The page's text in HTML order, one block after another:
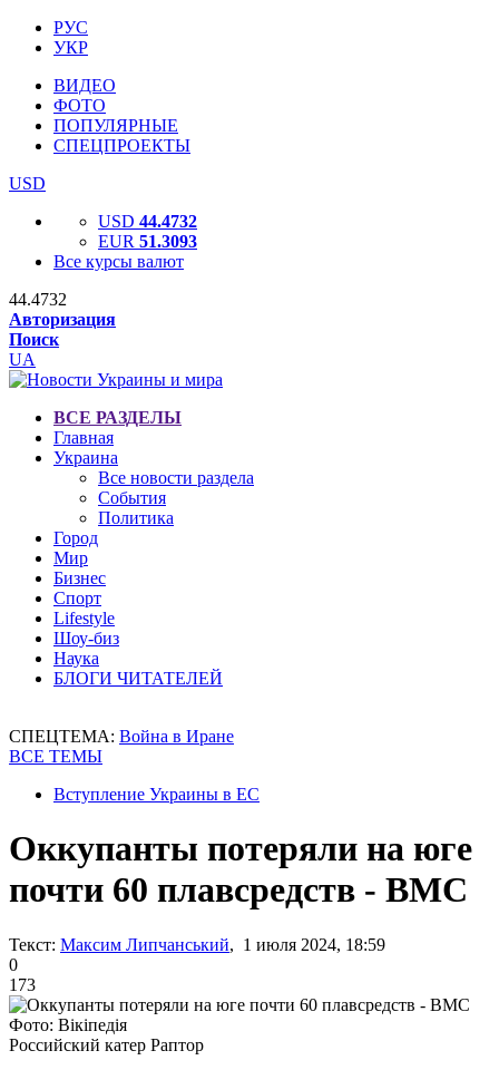
РУС
УКР
ВИДЕО
ФОТО
ПОПУЛЯРНЫЕ
СПЕЦПРОЕКТЫ
USD
USD 44.4732
EUR 51.3093
Все курсы валют
44.4732
Авторизация
Поиск
UA
ВСЕ РАЗДЕЛЫ
Главная
Украина
Все новости раздела
События
Политика
Город
Мир
Бизнес
Спорт
Lifestyle
Шоу-биз
Наука
БЛОГИ ЧИТАТЕЛЕЙ
СПЕЦТЕМА: Война в Иране
ВСЕ ТЕМЫ
Вступление Украины в ЕС
Оккупанты потеряли на юге
почти 60 плавсредств - ВМС
Текст: Максим Липчанський, 1 июля 2024, 18:59
0
173
Фото: Вікіпедія
Российский катер Раптор